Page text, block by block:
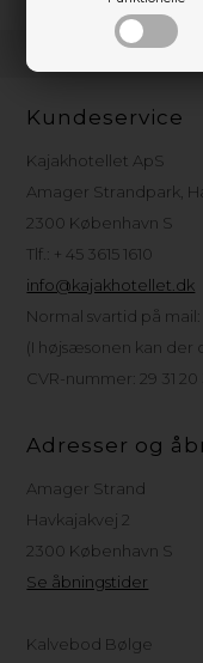
Kundeservice
Kajakhotellet ApS
Amager Strandpark,
2300 København S
Tlf.: + 45 3615 1610
info@kajakhotellet.dk
Normal svartid på
(I højsæsonen kan der
CVR-nummer: 29 31 20
Adresser og
Amager Strand
Havkajakvej 2
2300 København S
Se åbningstider
Kalvebod Bølge